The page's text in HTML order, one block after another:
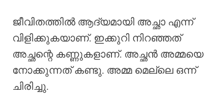
ജീവിതത്തിൽ ആദ്യമായി അച്ഛാ എന്ന്
വിളിക്കുകയാണ്. ഇക്കുറി നിറഞ്ഞത്
അച്ഛന്റെ കണ്ണുകളാണ്. അച്ഛൻ അമ്മയെ
നോക്കുന്നത് കണ്ടു. അമ്മ മെല്ലെ ഒന്ന്
ചിരിച്ചു.